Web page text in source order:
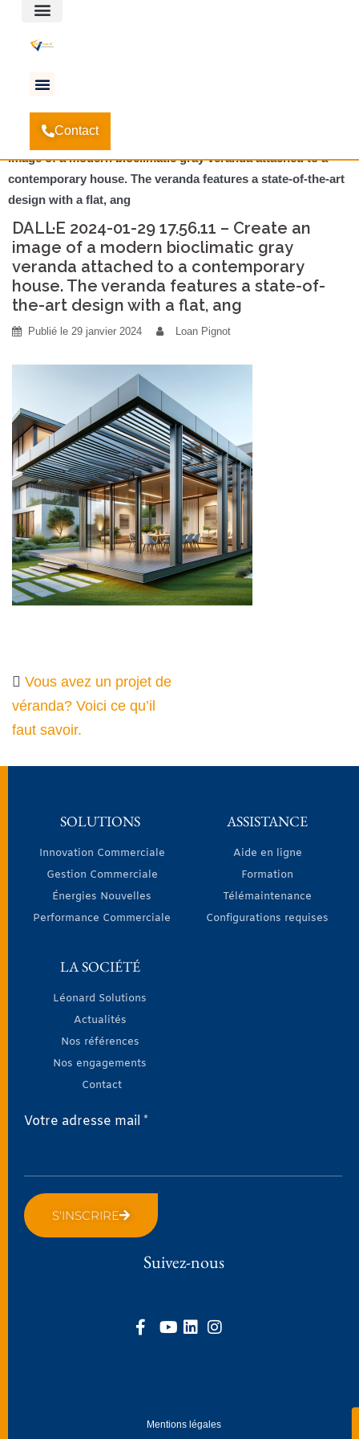
Contact
Accueil-Vous avez un projet de véranda? Voici ce
qu’il faut savoir.
image of a modern bioclimatic gray veranda attached to a
contemporary house. The veranda features a state-of-the-art
design with a flat, ang
DALL·E 2024-01-29 17.56.11 – Create an
image of a modern bioclimatic gray
veranda attached to a contemporary
house. The veranda features a state-of-
the-art design with a flat, ang
Publié le 29 janvier 2024 Loan Pignot
Vous avez un projet de
véranda? Voici ce qu’il
faut savoir.
SOLUTIONS
Innovation Commerciale
Gestion Commerciale
Énergies Nouvelles
Performance Commerciale
ASSISTANCE
Aide en ligne
Formation
Télémaintenance
Configurations requises
LA SOCIÉTÉ
Léonard Solutions
Actualités
Nos références
Nos engagements
Contact
Votre adresse mail *
S'INSCRIRE
Suivez-nous
Mentions légales